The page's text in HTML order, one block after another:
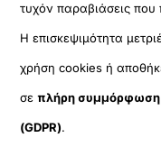
τυχόν παραβιάσεις που
Η επισκεψιμότητα
χρήση cookies ή
σεπλήρη συμμόρφωση
(GDPR).